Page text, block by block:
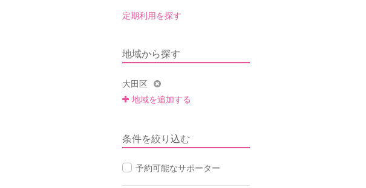
定期利用を探す
地域から探す
大田区
地域を追加する
条件を絞り込む
予約可能なサポーター